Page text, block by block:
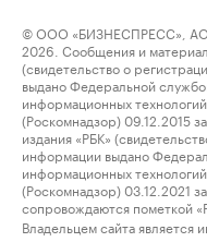
© ООО «БИЗНЕСПРЕСС»,
2026. Сообщения и
(свидетельство о
выдано Федеральной
информационных
(Роскомнадзор) 09.12.2015
издания «РБК»
информации выдано
информационных
(Роскомнадзор) 03.12.2021
сопровождаются пометкой
Владельцем сайта является